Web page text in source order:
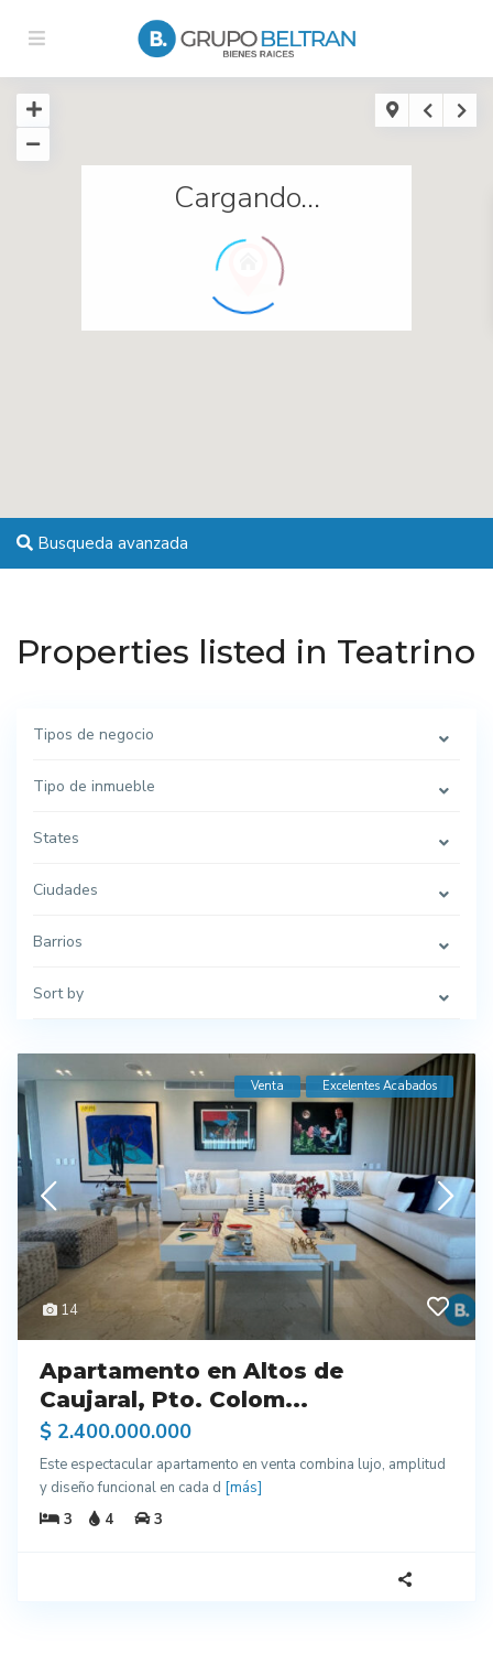
Cargando...
Busqueda avanzada
Properties listed in Teatrino
Tipos de negocio
Tipo de inmueble
States
Ciudades
Barrios
Sort by
14
Venta Excelentes Acabados
Apartamento en Altos de
Caujaral, Pto. Colom...
$ 2.400.000.000
Este espectacular apartamento en venta combina lujo, amplitud
y diseño funcional en cada d [más]
3
4 3